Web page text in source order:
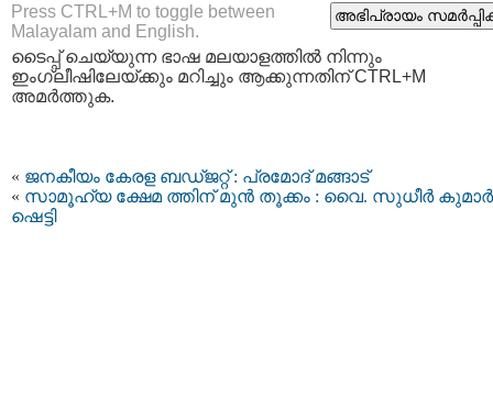
Press CTRL+M to toggle between
Malayalam and English.
ടൈപ്പ്‌ ചെയ്യുന്ന ഭാഷ മലയാളത്തില്‍ നിന്നും
ഇംഗ്ലീഷിലേയ്ക്കും മറിച്ചും ആക്കുന്നതിന് CTRL+M
അമര്‍ത്തുക.
« ജനകീയം കേരള ബഡ്‌ജറ്റ്‌ : പ്രമോദ് മങ്ങാട്
« സാമൂഹ്യ ക്ഷേമ ത്തിന് മുൻ‌ തൂക്കം : വൈ. സുധീർ കുമാർ
ഷെട്ടി